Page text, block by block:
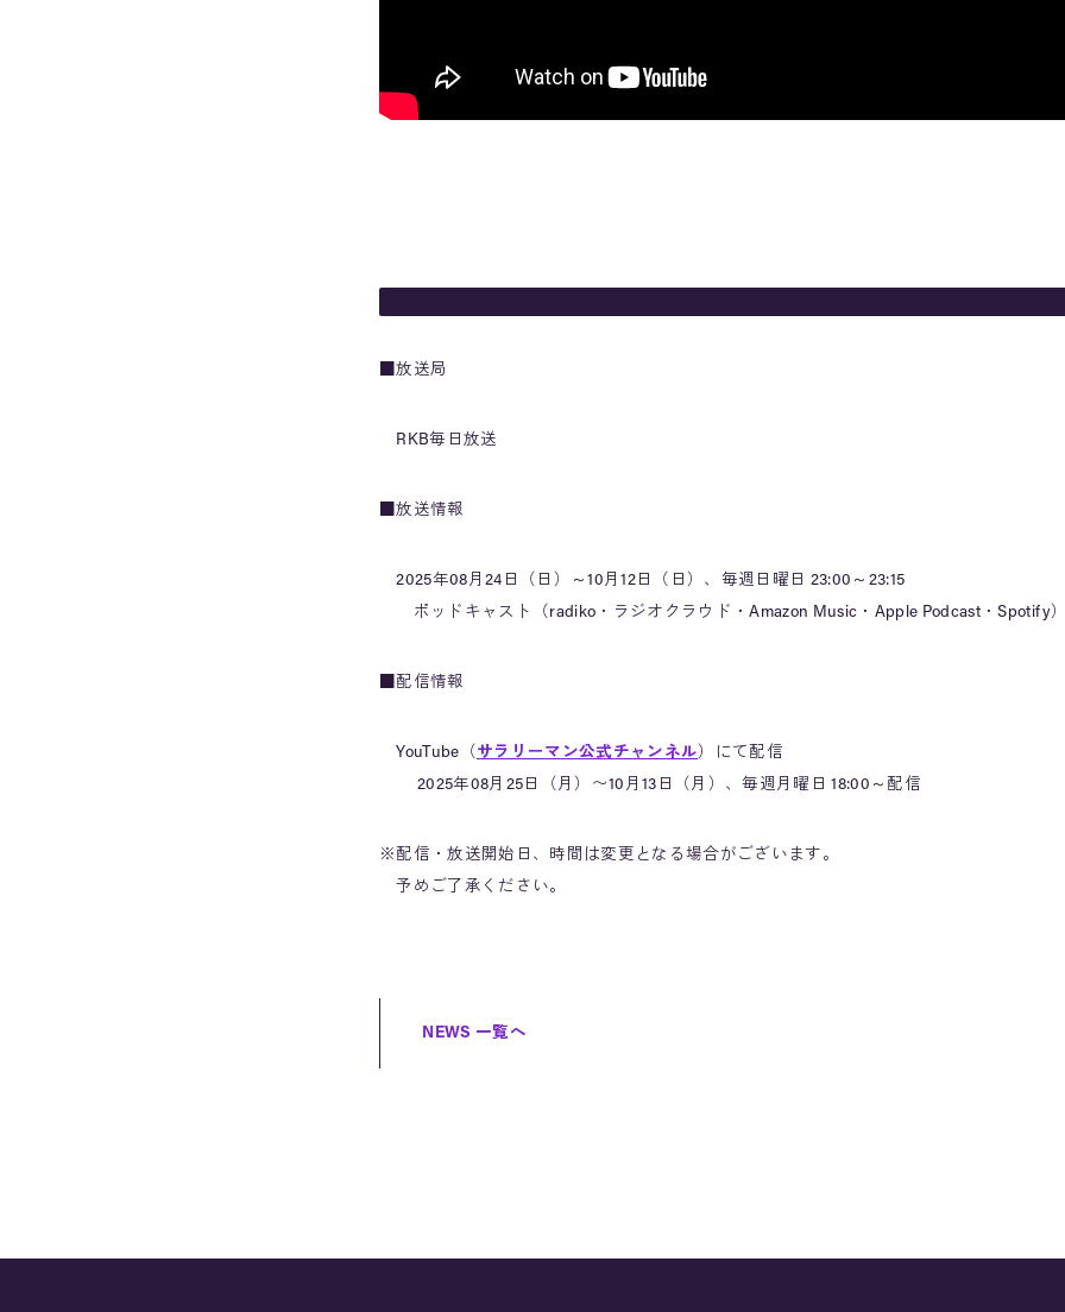
■放送局
RKB毎日放送
■放送情報
2025年08月24日（日）～10月12日（日）、毎週日曜日 23:00～23:15
ポッドキャスト（radiko・ラジオクラウド・Amazon Music・Apple Podcast・Spotify
■配信情報
YouTube（ サラリーマン公式チャンネル）にて配信
2025年08月25日（月）〜10月13日（月）、毎週月曜日 18:00～配信
※配信・放送開始日、時間は変更となる場合がございます。
予めご了承ください。
NEWS 一覧へ